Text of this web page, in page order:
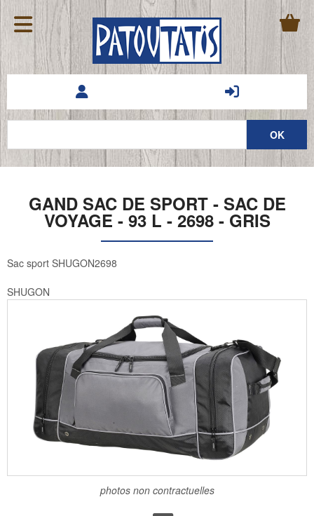
GAND SAC DE SPORT - SAC DE
VOYAGE - 93 L - 2698 - GRIS
Sac sport SHUGON2698
SHUGON
photos non contractuelles